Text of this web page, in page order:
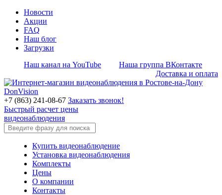
Новости
Акции
FAQ
Наш блог
Загрузки
Наш канал на YouTube
Наша группа ВКонтакте
Доставка и оплата
+7 (863) 241-08-67 Заказать звонок!
Быстрый расчет цены
видеонаблюдения
Купить видеонаблюдение
Установка видеонаблюдения
Комплекты
Цены
О компании
Контакты